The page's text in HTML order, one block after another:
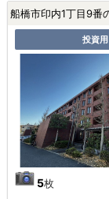
船橋市印内1丁目9番
投資用
5枚